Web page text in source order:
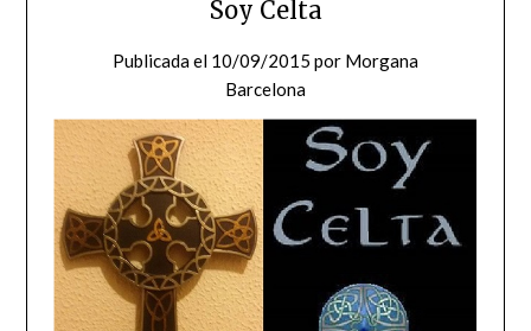
Soy Celta
Publicada el 10/09/2015 por Morgana
Barcelona